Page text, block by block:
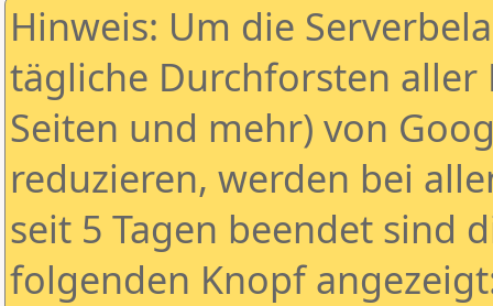
Hinweis: Um die
tägliche Durchforsten aller
Seiten und mehr) von
reduzieren, werden bei
seit 5 Tagen beendet sind
folgenden Knopf